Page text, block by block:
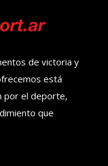
de victoria y
está
por el deporte,
que